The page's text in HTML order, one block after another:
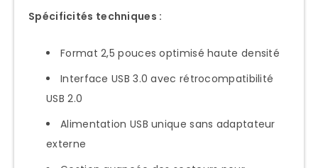
console de jeux ?
4To complets ?
Comment choisir entre 2x2To et
1x4To ?
Perspectives d’avenir et évolution
technologique
Spécificités techniques :
Format 2,5 pouces optimisé haute densité
Interface USB 3.0 avec rétrocompatibilité
USB 2.0
Alimentation USB unique sans adaptateur
externe